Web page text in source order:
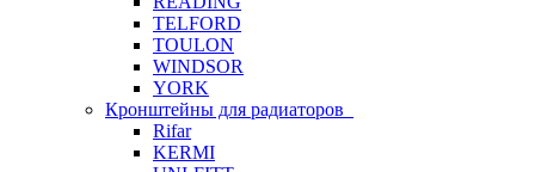
TELFORD
TOULON
WINDSOR
YORK
Кронштейны для радиаторов
Rifar
KERMI